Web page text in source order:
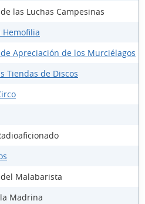
las Luchas Campesinas
Apreciación de los Murciélagos
Tiendas de Discos
Malabarista
Madrina